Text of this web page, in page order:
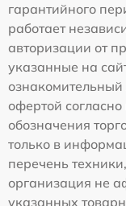
гарантийного
работает
авторизации от
указанные на
офертой
обозначения
только в
перечень
организация не
указанных